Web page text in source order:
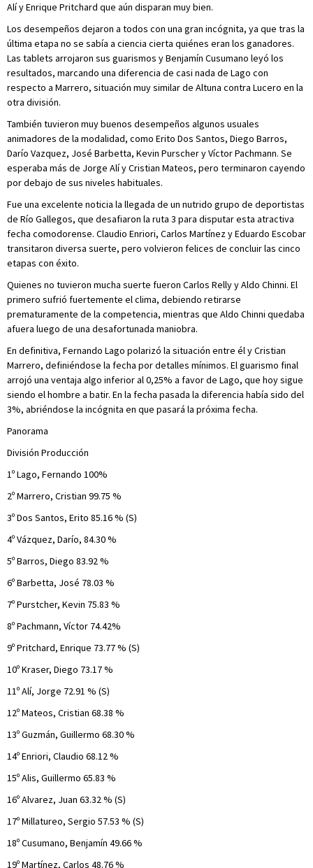
Alí y Enrique Pritchard que aún disparan muy bien.
Los desempeños dejaron a todos con una gran incógnita, ya que tras la
última etapa no se sabía a ciencia cierta quiénes eran los ganadores.
Las tablets arrojaron sus guarismos y Benjamín Cusumano leyó los
resultados, marcando una diferencia de casi nada de Lago con
respecto a Marrero, situación muy similar de Altuna contra Lucero en la
otra división.
También tuvieron muy buenos desempeños algunos usuales
animadores de la modalidad, como Erito Dos Santos, Diego Barros,
Darío Vazquez, José Barbetta, Kevin Purscher y Víctor Pachmann. Se
esperaba más de Jorge Alí y Cristian Mateos, pero terminaron cayendo
por debajo de sus niveles habituales.
Fue una excelente noticia la llegada de un nutrido grupo de deportistas
de Río Gallegos, que desafiaron la ruta 3 para disputar esta atractiva
fecha comodorense. Claudio Enriori, Carlos Martínez y Eduardo Escobar
transitaron diversa suerte, pero volvieron felices de concluir las cinco
etapas con éxito.
Quienes no tuvieron mucha suerte fueron Carlos Relly y Aldo Chinni. El
primero sufrió fuertemente el clima, debiendo retirarse
prematuramente de la competencia, mientras que Aldo Chinni quedaba
afuera luego de una desafortunada maniobra.
En definitiva, Fernando Lago polarizó la situación entre él y Cristian
Marrero, definiéndose la fecha por detalles mínimos. El guarismo final
arrojó una ventaja algo inferior al 0,25% a favor de Lago, que hoy sigue
siendo el hombre a batir. En la fecha pasada la diferencia había sido del
3%, abriéndose la incógnita en que pasará la próxima fecha.
Panorama
División Producción
1º Lago, Fernando 100%
2º Marrero, Cristian 99.75 %
3º Dos Santos, Erito 85.16 % (S)
4º Vázquez, Darío, 84.30 %
5º Barros, Diego 83.92 %
6º Barbetta, José 78.03 %
7º Purstcher, Kevin 75.83 %
8º Pachmann, Víctor 74.42%
9º Pritchard, Enrique 73.77 % (S)
10º Kraser, Diego 73.17 %
11º Alí, Jorge 72.91 % (S)
12º Mateos, Cristian 68.38 %
13º Guzmán, Guillermo 68.30 %
14º Enriori, Claudio 68.12 %
15º Alis, Guillermo 65.83 %
16º Alvarez, Juan 63.32 % (S)
17º Millatureo, Sergio 57.53 % (S)
18º Cusumano, Benjamín 49.66 %
19º Martínez, Carlos 48.76 %